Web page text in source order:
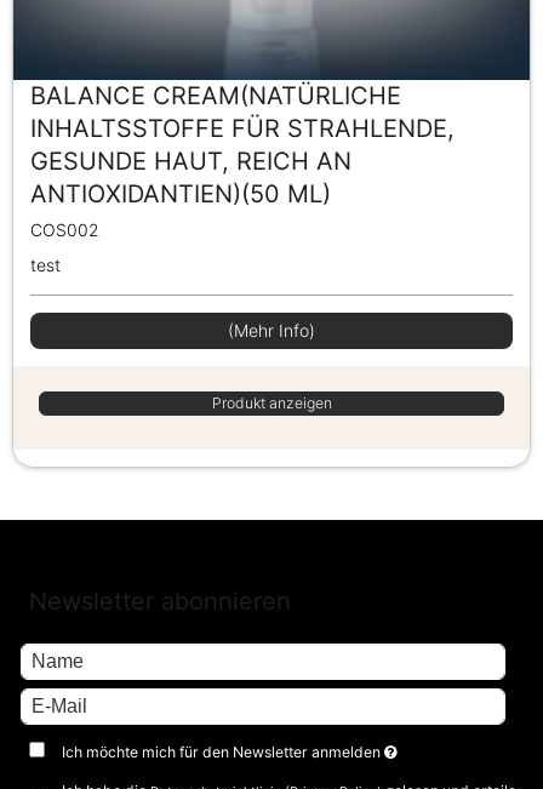
BALANCE CREAM(NATÜRLICHE
INHALTSSTOFFE FÜR STRAHLENDE,
GESUNDE HAUT, REICH AN
ANTIOXIDANTIEN)(50 ML)
COS002
test
(Mehr Info)
Produkt anzeigen
Newsletter abonnieren
Ich möchte mich für den Newsletter anmelden